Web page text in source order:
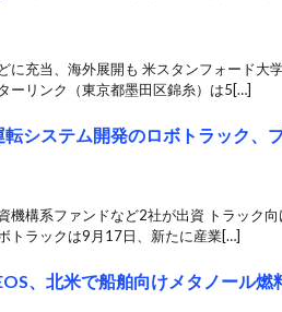
に充当、海外展開も 米スタンフォード大
ーリンク（東京都墨田区錦糸）は5[…]
転システム開発のロボトラック、
機構系ファンドなど2社が出資 トラック
トラックは9月17日、新たに産業[…]
、北米で船舶向けメタノール